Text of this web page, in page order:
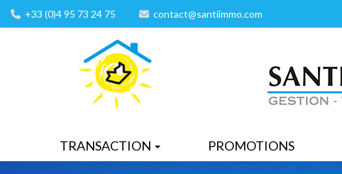
+33 (0)4 95 73 24 75 contact@santiimmo.com
TRANSACTION PROMOTIONS